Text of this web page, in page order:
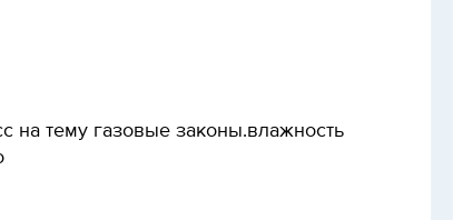
на тему газовые законы.влажность